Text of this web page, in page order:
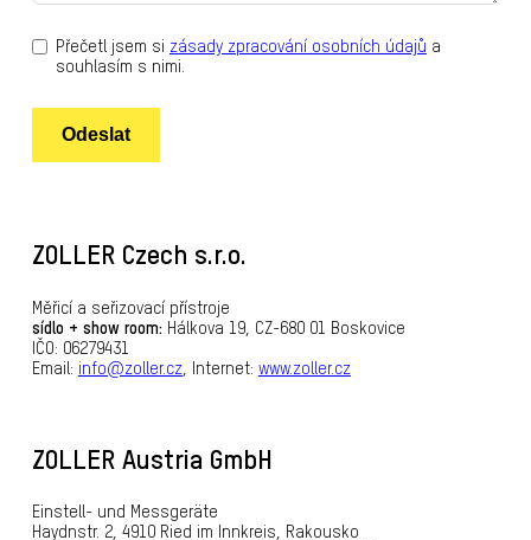
Přečetl jsem si zásady zpracování osobních údajů a
souhlasím s nimi.
Odeslat
ZOLLER Czech s.r.o.
Měřicí a seřizovací přístroje
sídlo + show room: Hálkova 19, CZ-680 01 Boskovice
IČO: 06279431
Email: info@zoller.cz , Internet: www.zoller.cz
ZOLLER Austria GmbH
Einstell- und Messgeräte
Haydnstr. 2, 4910 Ried im Innkreis, Rakousko